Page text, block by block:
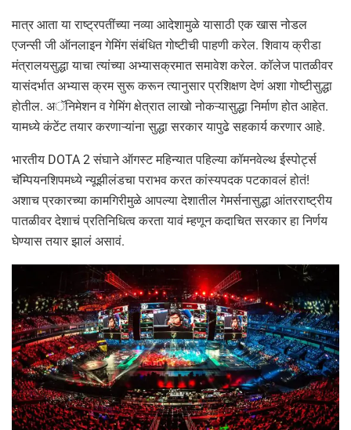
मात्र आता या राष्ट्रपतींच्या नव्या आदेशामुळे यासाठी एक खास नोडल
एजन्सी जी ऑनलाइन गेमिंग संबंधित गोष्टीची पाहणी करेल. शिवाय क्रीडा
मंत्रालयसुद्धा याचा त्यांच्या अभ्यासक्रमात समावेश करेल. कॉलेज पातळीवर
यासंदर्भात अभ्यास क्रम सुरू करून त्यानुसार प्रशिक्षण देणं अशा गोष्टीसुद्धा
होतील. अॅनिमेशन व गेमिंग क्षेत्रात लाखो नोकऱ्यासुद्धा निर्माण होत आहेत.
यामध्ये कंटेंट तयार करणाऱ्यांना सुद्धा सरकार यापुढे सहकार्य करणार आहे.
भारतीय DOTA 2 संघाने ऑगस्ट महिन्यात पहिल्या कॉमनवेल्थ ईस्पोर्ट्स
चॅम्पियनशिपमध्ये न्यूझीलंडचा पराभव करत कांस्यपदक पटकावलं होतं!
अशाच प्रकारच्या कामगिरीमुळे आपल्या देशातील गेमर्सनासुद्धा आंतरराष्ट्रीय
पातळीवर देशाचं प्रतिनिधित्व करता यावं म्हणून कदाचित सरकार हा निर्णय
घेण्यास तयार झालं असावं.